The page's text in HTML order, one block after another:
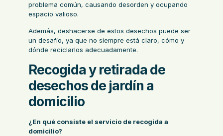
problema común, causando desorden y ocupando
espacio valioso.
Además, deshacerse de estos desechos puede ser
un desafío, ya que no siempre está claro, cómo y
dónde reciclarlos adecuadamente.
Recogida y retirada de
desechos de jardín a
domicilio
¿En qué consiste el servicio de recogida a
domicilio?